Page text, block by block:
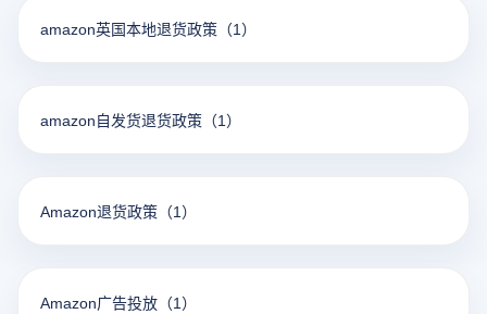
amazon英国本地退货政策 （1）
amazon自发货退货政策 （1）
Amazon退货政策 （1）
Amazon广告投放 （1）